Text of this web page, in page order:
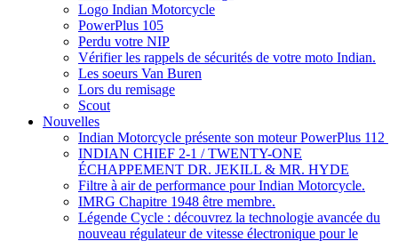
Logo Indian Motorcycle
PowerPlus 105
Perdu votre NIP
Vérifier les rappels de sécurités de votre moto Indian.
Les soeurs Van Buren
Lors du remisage
Scout
Nouvelles
Indian Motorcycle présente son moteur PowerPlus 112
INDIAN CHIEF 2-1 / TWENTY-ONE
ÉCHAPPEMENT DR. JEKILL & MR. HYDE
Filtre à air de performance pour Indian Motorcycle.
IMRG Chapitre 1948 être membre.
Légende Cycle : découvrez la technologie avancée du
nouveau régulateur de vitesse électronique pour le